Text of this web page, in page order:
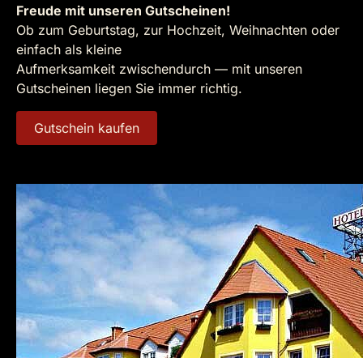
Freude mit unseren Gutscheinen!
Ob zum Geburtstag, zur Hochzeit, Weihnachten oder
einfach als kleine
Aufmerksamkeit zwischendurch — mit unseren
Gutscheinen liegen Sie immer richtig.
Gutschein kaufen